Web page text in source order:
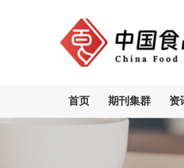
首页 期刊集群 资